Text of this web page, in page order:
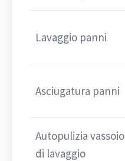
Lavaggio panni
Asciugatura panni
Autopulizia vassoio
di lavaggio